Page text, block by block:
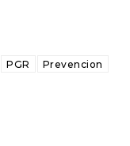
PGR
Prevencion